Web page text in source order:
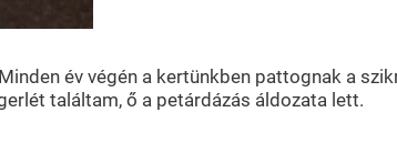
év végén a kertünkben pattognak a
találtam, ő a petárdázás áldozata lett.